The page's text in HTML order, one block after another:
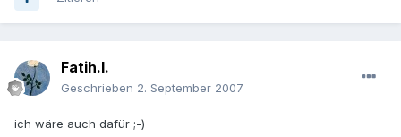
Fatih.I.
Geschrieben 2. September 2007
ich wäre auch dafür ;-)